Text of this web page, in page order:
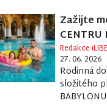
Zažijte
CENTRU
Redakce
27. 06. 2026
Rodinná
složitého